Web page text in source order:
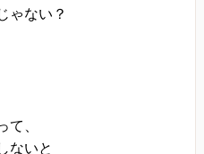
で掲示した本方針を守
には、お問い合わせを
ださい。
ゃない？
て、
ないと